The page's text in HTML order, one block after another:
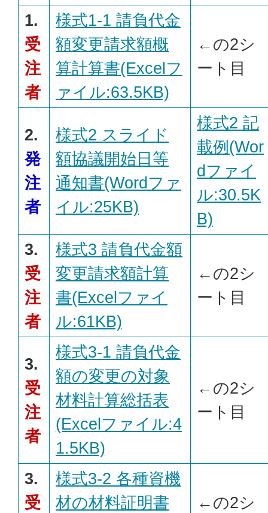
1.
受
注
者
様式1-1 請負代金
額変更請求額概
算計算書(Excelフ
ァイル:63.5KB)
←の2シ
ート目
2.
発
注
者
様式2 スライド
額協議開始日等
通知書(Wordファ
イル:25KB)
様式2 記
載例(Wor
dファイ
ル:30.5K
B)
3.
受
注
者
様式3 請負代金額
変更請求額計算
書(Excelファイ
ル:61KB)
←の2シ
ート目
3.
受
注
者
様式3-1 請負代金
額の変更の対象
材料計算総括表
(Excelファイル:4
1.5KB)
←の2シ
ート目
3.
受
様式3-2 各種資機
材の材料証明書
←の2シ